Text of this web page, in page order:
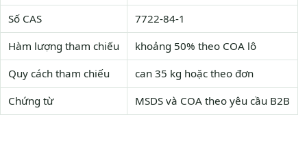
Số CAS
7722-84-1
Hàm lượng tham chiếu
khoảng 50% theo COA lô
Quy cách tham chiếu
can 35 kg hoặc theo đơn
Chứng từ
MSDS và COA theo yêu cầu B2B